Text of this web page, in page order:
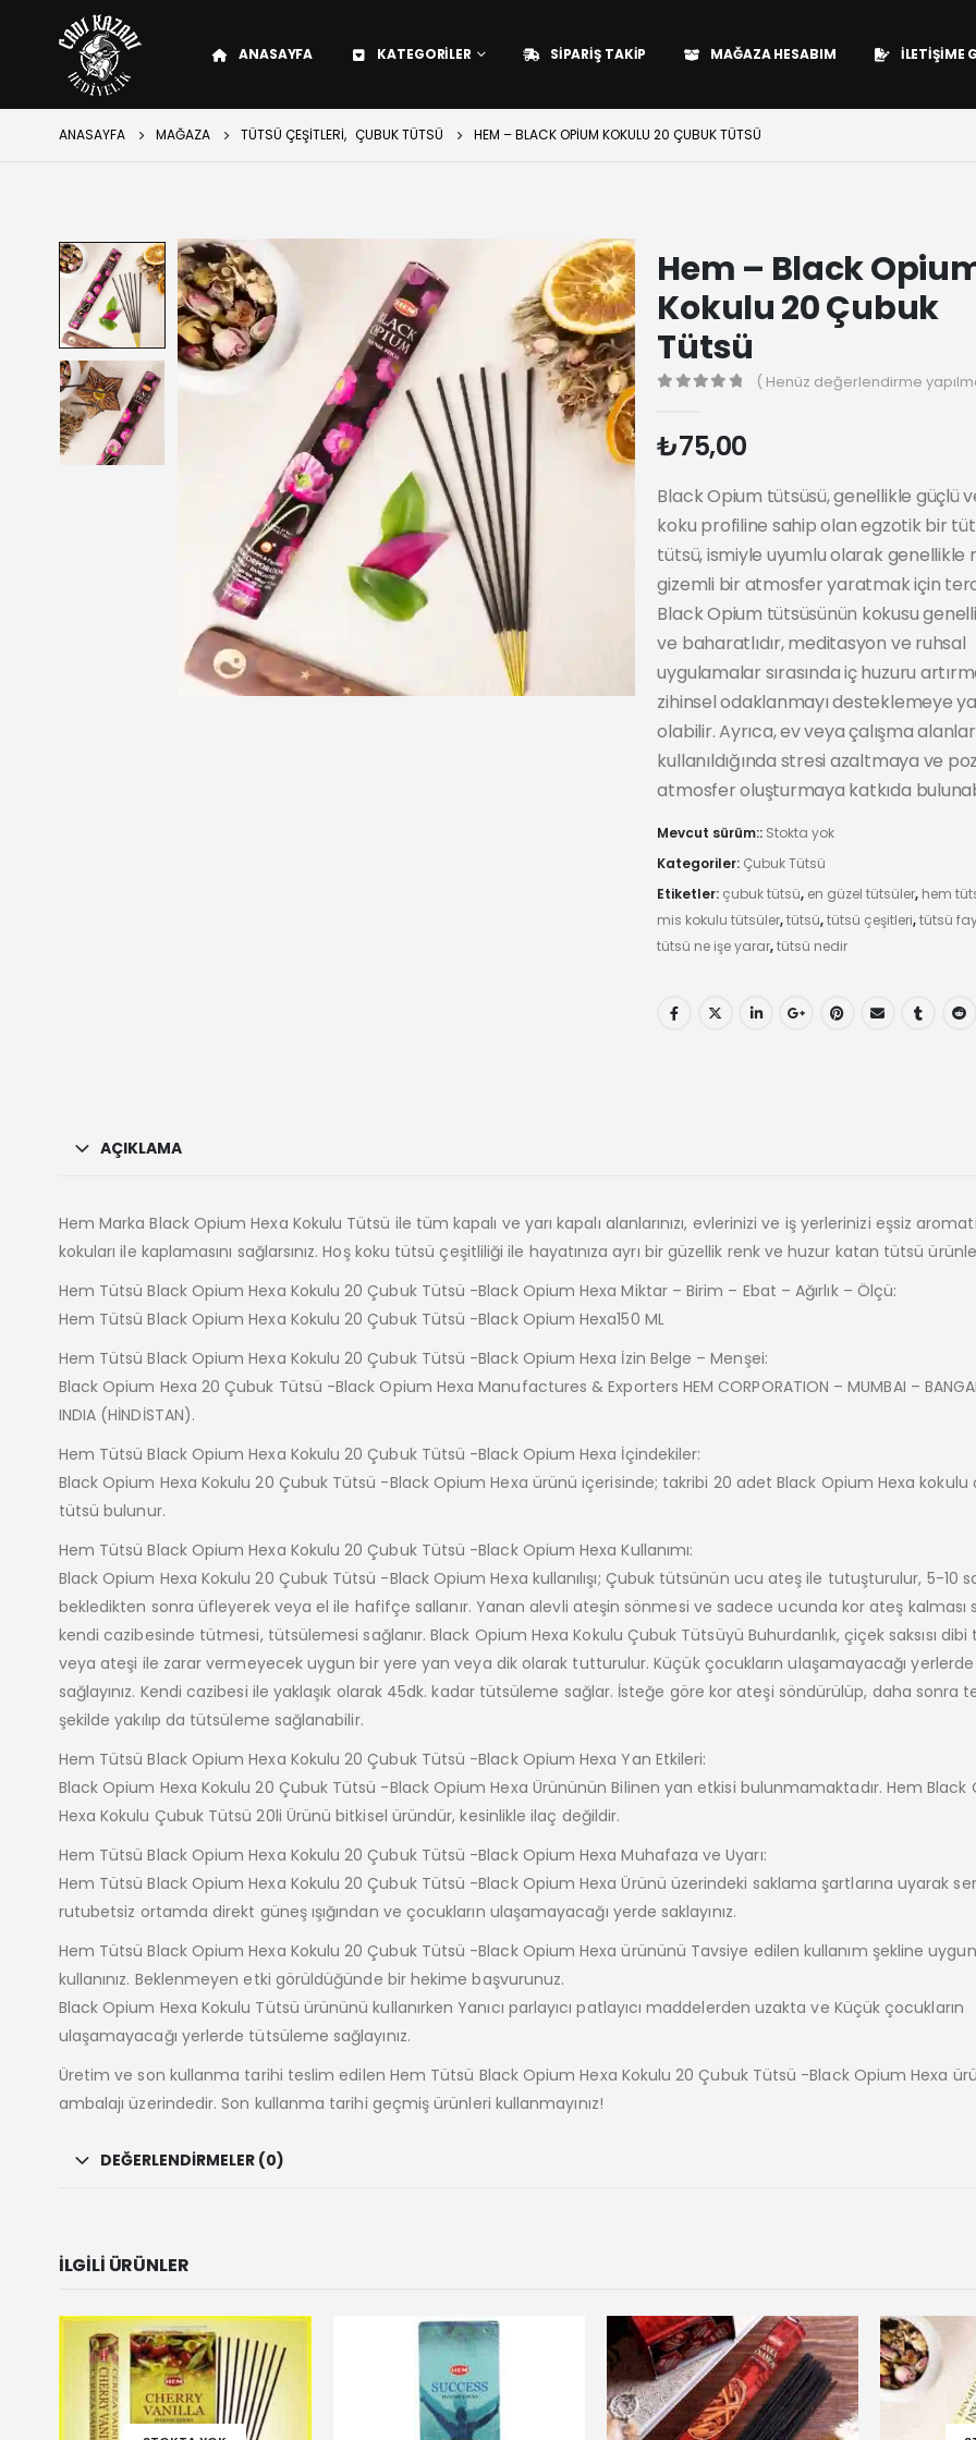
ANASAYFA KATEGORILER SIPARIŞ TAKIP MAĞAZA HESABIM İLETIŞIME
ANASAYFA MAĞAZA TÜTSÜ ÇEŞITLERI, ÇUBUK TÜTSÜ HEM – BLACK OPIUM KOKULU 20 ÇUBUK TÜTSÜ
Hem – Black
Kokulu 20 Çubuk
Tütsü
( Henüz değerlendirme
₺75,00
Black Opium tütsüsü, genellikle güçlü
koku profiline sahip olan egzotik bir
tütsü, ismiyle uyumlu olarak genellikle
gizemli bir atmosfer yaratmak için
Black Opium tütsüsünün kokusu
ve baharatlıdır, meditasyon ve ruhsal
uygulamalar sırasında iç huzuru
zihinsel odaklanmayı desteklemeye
olabilir. Ayrıca, ev veya çalışma
kullanıldığında stresi azaltmaya ve
atmosfer oluşturmaya katkıda
Mevcut sürüm:: Stokta yok
Kategoriler: Çubuk Tütsü
Etiketler: çubuk tütsü, en güzel tütsüler, hem
mis kokulu tütsüler,tütsü,tütsü çeşitleri,tütsü
tütsü ne işe yarar,tütsü nedir
AÇIKLAMA
Hem Marka Black Opium Hexa Kokulu Tütsü ile tüm kapalı ve yarı kapalı alanlarınızı, evlerinizi ve iş yerlerinizi eşsiz
kokuları ile kaplamasını sağlarsınız. Hoş koku tütsü çeşitliliği ile hayatınıza ayrı bir güzellik renk ve huzur katan tütsü
Hem Tütsü Black Opium Hexa Kokulu 20 Çubuk Tütsü -Black Opium Hexa Miktar – Birim – Ebat – Ağırlık – Ölçü:
Hem Tütsü Black Opium Hexa Kokulu 20 Çubuk Tütsü -Black Opium Hexa150 ML
Hem Tütsü Black Opium Hexa Kokulu 20 Çubuk Tütsü -Black Opium Hexa İzin Belge – Menşei:
Black Opium Hexa 20 Çubuk Tütsü -Black Opium Hexa Manufactures & Exporters HEM CORPORATION – MUMBAI –
INDIA (HİNDİSTAN).
Hem Tütsü Black Opium Hexa Kokulu 20 Çubuk Tütsü -Black Opium Hexa İçindekiler:
Black Opium Hexa Kokulu 20 Çubuk Tütsü -Black Opium Hexa ürünü içerisinde; takribi 20 adet Black Opium Hexa kokulu
tütsü bulunur.
Hem Tütsü Black Opium Hexa Kokulu 20 Çubuk Tütsü -Black Opium Hexa Kullanımı:
Black Opium Hexa Kokulu 20 Çubuk Tütsü -Black Opium Hexa kullanılışı; Çubuk tütsünün ucu ateş ile tutuşturulur, 5-10
bekledikten sonra üfleyerek veya el ile hafifçe sallanır. Yanan alevli ateşin sönmesi ve sadece ucunda kor ateş kalması
kendi cazibesinde tütmesi, tütsülemesi sağlanır. Black Opium Hexa Kokulu Çubuk Tütsüyü Buhurdanlık, çiçek saksısı dibi
veya ateşi ile zarar vermeyecek uygun bir yere yan veya dik olarak tutturulur. Küçük çocukların ulaşamayacağı
sağlayınız. Kendi cazibesi ile yaklaşık olarak 45dk. kadar tütsüleme sağlar. İsteğe göre kor ateşi söndürülüp, daha sonra
şekilde yakılıp da tütsüleme sağlanabilir.
Hem Tütsü Black Opium Hexa Kokulu 20 Çubuk Tütsü -Black Opium Hexa Yan Etkileri:
Black Opium Hexa Kokulu 20 Çubuk Tütsü -Black Opium Hexa Ürününün Bilinen yan etkisi bulunmamaktadır. Hem Black
Hexa Kokulu Çubuk Tütsü 20li Ürünü bitkisel üründür, kesinlikle ilaç değildir.
Hem Tütsü Black Opium Hexa Kokulu 20 Çubuk Tütsü -Black Opium Hexa Muhafaza ve Uyarı:
Hem Tütsü Black Opium Hexa Kokulu 20 Çubuk Tütsü -Black Opium Hexa Ürünü üzerindeki saklama şartlarına uyarak
rutubetsiz ortamda direkt güneş ışığından ve çocukların ulaşamayacağı yerde saklayınız.
Hem Tütsü Black Opium Hexa Kokulu 20 Çubuk Tütsü -Black Opium Hexa ürününü Tavsiye edilen kullanım şekline
kullanınız. Beklenmeyen etki görüldüğünde bir hekime başvurunuz.
Black Opium Hexa Kokulu Tütsü ürününü kullanırken Yanıcı parlayıcı patlayıcı maddelerden uzakta ve Küçük çocukların
ulaşamayacağı yerlerde tütsüleme sağlayınız.
Üretim ve son kullanma tarihi teslim edilen Hem Tütsü Black Opium Hexa Kokulu 20 Çubuk Tütsü -Black Opium Hexa
ambalajı üzerindedir. Son kullanma tarihi geçmiş ürünleri kullanmayınız!
DEĞERLENDIRMELER (0)
İLGILI ÜRÜNLER